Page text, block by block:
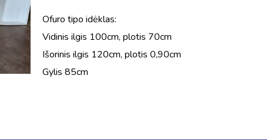
Ofuro tipo idėklas:
Vidinis ilgis 100cm, plotis 70cm
Išorinis ilgis 120cm, plotis 0,90cm
Gylis 85cm